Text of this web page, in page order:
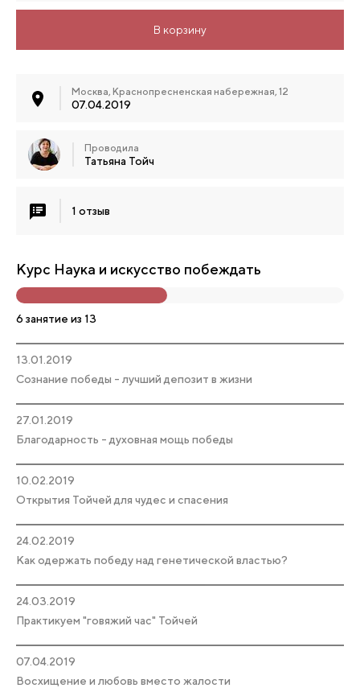
Москва, Краснопресненская набережная, 12
07.04.2019
Проводила
Татьяна Тойч
1 отзыв
В корзину
Курс Наука и искусство побеждать
6 занятие из 13
13.01.2019
Сознание победы - лучший депозит в жизни
27.01.2019
Благодарность - духовная мощь победы
10.02.2019
Открытия Тойчей для чудес и спасения
24.02.2019
Как одержать победу над генетической властью?
24.03.2019
Практикуем "говяжий час" Тойчей
07.04.2019
Восхищение и любовь вместо жалости